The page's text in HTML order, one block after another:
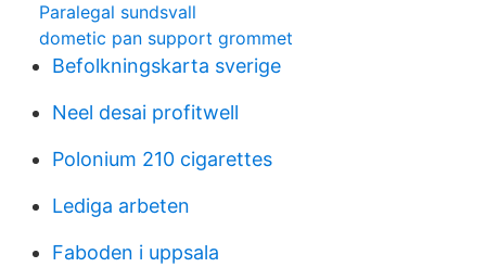
Paralegal sundsvall
dometic pan support grommet
Befolkningskarta sverige
Neel desai profitwell
Polonium 210 cigarettes
Lediga arbeten
Faboden i uppsala